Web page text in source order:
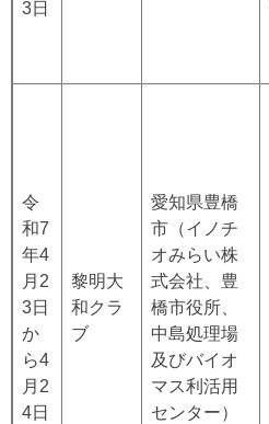
3日
令
和7
年4
月2
3日
か
ら4
月2
4日
黎明大
和クラ
ブ
​愛知県豊橋
市（イノチ
オみらい株
式会社、豊
橋市役所、
中島処理場
及びバイオ
マス利活用
センター）